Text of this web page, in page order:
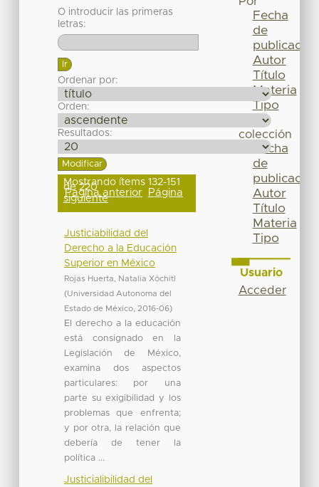
O introducir las primeras
letras:
Ordenar por:
Orden:
Resultados:
Mostrando ítems 132-151
de 220
Página anterior Página
siguiente
Justiciabilidad del
Derecho a la Educación
Superior en México
Rojas Huerta, Natalia Xóchitl
(Universidad Autonoma del
Estado de México, 2016-06)
El derecho a la educación
está consignado en la
Legislación de México,
examina dos aspectos
particulares: por una
parte su exigibilidad y los
problemas que enfrenta;
y por otra, la relación que
debería de tener la
política ...
Justicialibilidad del
Fecha
de
publicación
Autor
Título
Materia
Tipo
colección
Fecha
de
publicación
Autor
Título
Materia
Tipo
Usuario
Acceder